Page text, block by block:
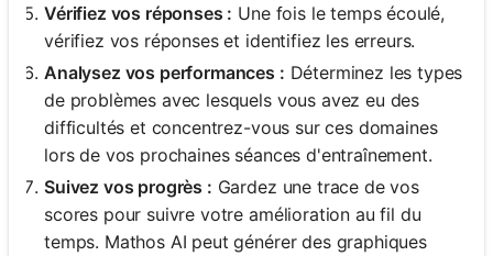
Vérifiez vos réponses : Une fois le temps écoulé,
vérifiez vos réponses et identifiez les erreurs.
Analysez vos performances : Déterminez les types
de problèmes avec lesquels vous avez eu des
difficultés et concentrez-vous sur ces domaines
lors de vos prochaines séances d'entraînement.
Suivez vos progrès : Gardez une trace de vos
scores pour suivre votre amélioration au fil du
temps. Mathos AI peut générer des graphiques